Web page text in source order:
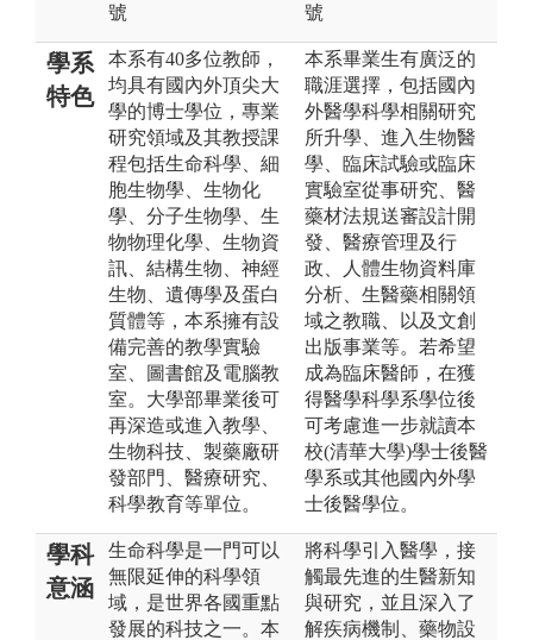
號
號
學系
特色
本系有40多位教師，
均具有國內外頂尖大
學的博士學位，專業
研究領域及其教授課
程包括生命科學、細
胞生物學、生物化
學、分子生物學、生
物物理化學、生物資
訊、結構生物、神經
生物、遺傳學及蛋白
質體等，本系擁有設
備完善的教學實驗
室、圖書館及電腦教
室。大學部畢業後可
再深造或進入教學、
生物科技、製藥廠研
發部門、醫療研究、
科學教育等單位。
本系畢業生有廣泛的
職涯選擇，包括國內
外醫學科學相關研究
所升學、進入生物醫
學、臨床試驗或臨床
實驗室從事研究、醫
藥材法規送審設計開
發、醫療管理及行
政、人體生物資料庫
分析、生醫藥相關領
域之教職、以及文創
出版事業等。若希望
成為臨床醫師，在獲
得醫學科學系學位後
可考慮進一步就讀本
校(清華大學)學士後醫
學系或其他國內外學
士後醫學位。
學科
意涵
生命科學是一門可以
無限延伸的科學領
域，是世界各國重點
發展的科技之一。本
將科學引入醫學，接
觸最先進的生醫新知
與研究，並且深入了
解疾病機制、藥物設